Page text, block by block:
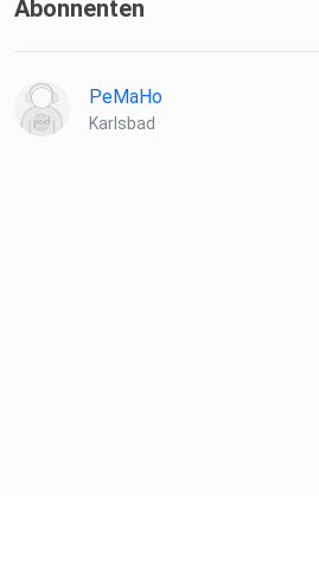
Abonnenten
PeMaHo
Karlsbad